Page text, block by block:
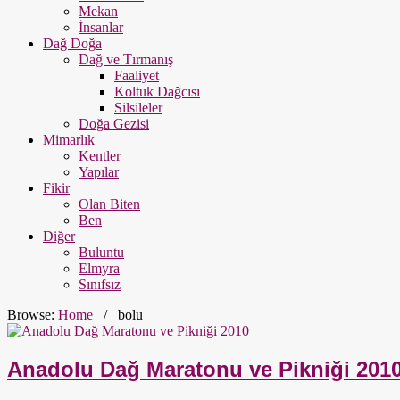
Mekan
İnsanlar
Dağ Doğa
Dağ ve Tırmanış
Faaliyet
Koltuk Dağcısı
Silsileler
Doğa Gezisi
Mimarlık
Kentler
Yapılar
Fikir
Olan Biten
Ben
Diğer
Buluntu
Elmyra
Sınıfsız
Browse: Home / bolu
Anadolu Dağ Maratonu ve Pikniği